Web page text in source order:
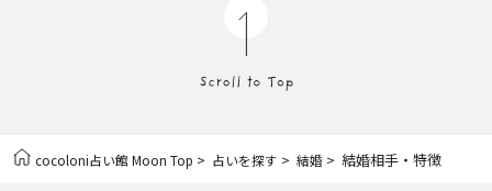
cocoloni占い館 Moon Top > 占いを探す > 結婚 > 結婚相手・特徴